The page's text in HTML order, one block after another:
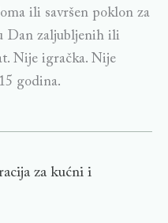
ili savršen poklon za
Dan zaljubljenih ili
Nije igračka. Nije
godina.
za kućni i